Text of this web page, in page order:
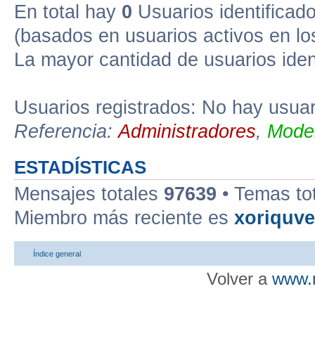
En total hay 0 Usuarios
(basados en usuarios activos en
La mayor cantidad de usuarios
Usuarios registrados: No hay
Referencia:Administradores,
ESTADÍSTICAS
Mensajes totales 97639 • Temas
Miembro más reciente es
Índice general
Volver a